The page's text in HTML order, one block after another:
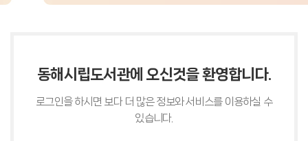
동해시립도서관에 오신것을 환영합니다.
로그인을 하시면 보다 더 많은 정보와 서비스를 이용하실 수
있습니다.